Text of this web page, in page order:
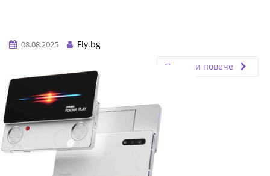
08.08.2025
Fly.bg
Прочети повече